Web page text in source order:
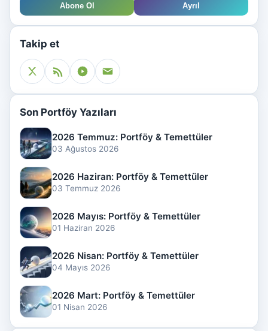
Abone Ol Ayrıl
Takip et
Son Portföy Yazıları
2026 Temmuz: Portföy & Temettüler
03 Ağustos 2026
2026 Haziran: Portföy & Temettüler
03 Temmuz 2026
2026 Mayıs: Portföy & Temettüler
01 Haziran 2026
2026 Nisan: Portföy & Temettüler
04 Mayıs 2026
2026 Mart: Portföy & Temettüler
01 Nisan 2026